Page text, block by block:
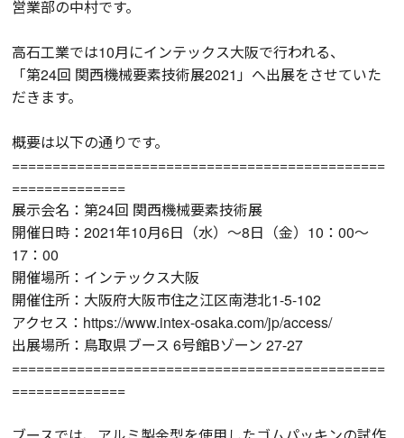
営業部の中村です。
高石工業では10月にインテックス大阪で行われる、
「第24回 関西機械要素技術展2021」へ出展をさせていた
だきます。
概要は以下の通りです。
==============================================
==============
展示会名：第24回 関西機械要素技術展
開催日時：2021年10月6日（水）～8日（金）10：00～
17：00
開催場所：インテックス大阪
開催住所：大阪府大阪市住之江区南港北1-5-102
アクセス：https://www.intex-osaka.com/jp/access/
出展場所：鳥取県ブース 6号館Bゾーン 27-27
==============================================
==============